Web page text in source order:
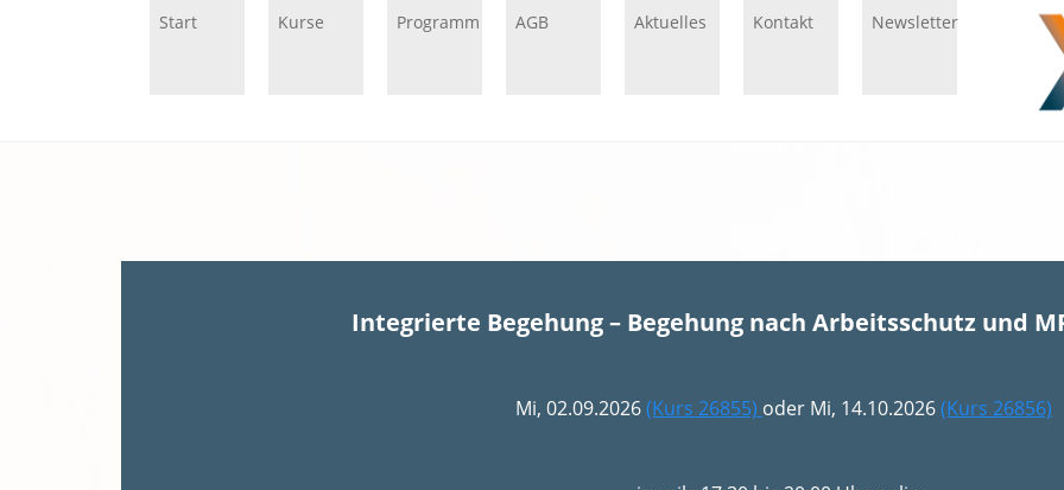
Start Kurse Programm AGB Aktuelles Kontakt Newsletter
Integrierte Begehung – Begehung nach Arbeitsschutz und
Mi, 02.09.2026(Kurs 26855) oder Mi, 14.10.2026(Kurs 26856)